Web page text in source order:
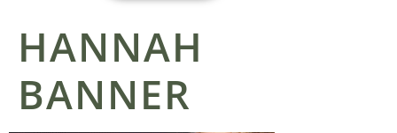
HANNAH
BANNER